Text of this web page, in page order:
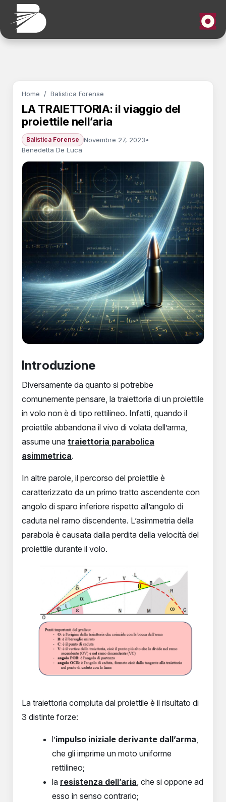
Home / Balistica Forense
LA TRAIETTORIA: il viaggio del
proiettile nell’aria
Balistica Forense Novembre 27, 2023•
Benedetta De Luca
Introduzione
Diversamente da quanto si potrebbe
comunemente pensare, la traiettoria di un proiettile
in volo non è di tipo rettilineo. Infatti, quando il
proiettile abbandona il vivo di volata dell’arma,
assume una traiettoria parabolica
asimmetrica.
In altre parole, il percorso del proiettile è
caratterizzato da un primo tratto ascendente con
angolo di sparo inferiore rispetto all’angolo di
caduta nel ramo discendente. L’asimmetria della
parabola è causata dalla perdita della velocità del
proiettile durante il volo.
La traiettoria compiuta dal proiettile è il risultato di
3 distinte forze:
l’impulso iniziale derivante dall’arma,
che gli imprime un moto uniforme
rettilineo;
la resistenza dell’aria, che si oppone ad
esso in senso contrario;